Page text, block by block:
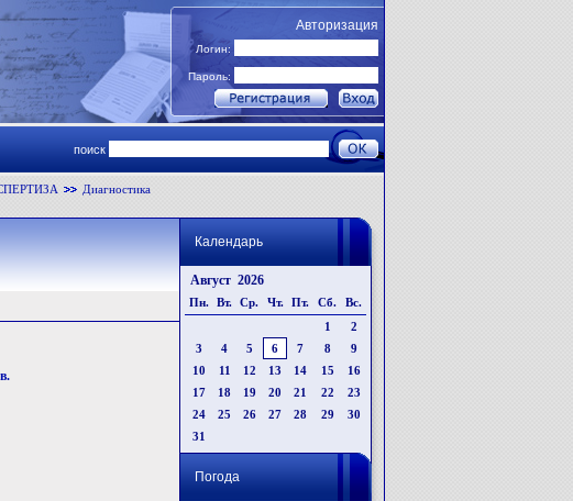
Авторизация
Логин:
Пароль:
поиск
Диагностика
Календарь
Август 2026
Пн. Вт. Ср. Чт. Пт. Сб.
Вс.
1
2
3
4 5 6 7 8
9
10
11 12 13 14 15
16
17
18 19 20 21 22
23
24
25 26 27 28 29
30
31
Погода